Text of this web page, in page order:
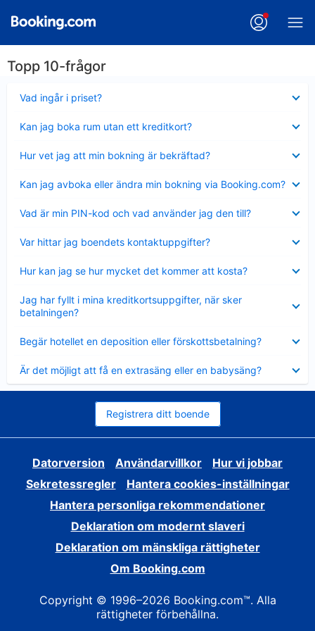
Topp 10-frågor
Vad ingår i priset?
mindre
Kan jag boka rum utan ett kreditkort?
mindre
Hur vet jag att min bokning är bekräftad?
mindre
Kan jag avboka eller ändra min bokning via Booking.com?
mindre
Vad är min PIN-kod och vad använder jag den till?
mindre
Var hittar jag boendets kontaktuppgifter?
mindre
Hur kan jag se hur mycket det kommer att kosta?
mindre
Jag har fyllt i mina kreditkortsuppgifter, när sker
betalningen?
mindre
Begär hotellet en deposition eller förskottsbetalning?
mindre
Är det möjligt att få en extrasäng eller en babysäng?
mindre
Registrera ditt boende
Datorversion Användarvillkor
Hur vi jobbar
Sekretessregler
Hantera cookies-inställningar
Hantera personliga rekommendationer
Deklaration om modernt slaveri
Deklaration om mänskliga rättigheter
Om Booking.com
Copyright © 1996–2026 Booking.com™. Alla
rättigheter förbehållna.